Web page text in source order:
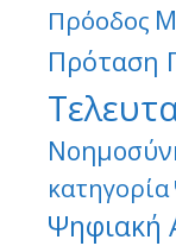
Πρόοδος
Πρόταση
κατηγορία
Ψηφιακή